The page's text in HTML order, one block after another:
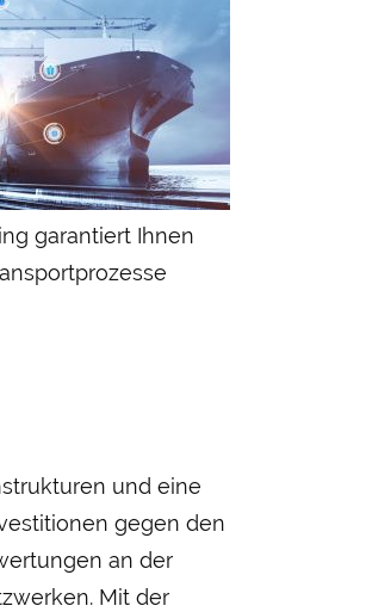
garantiert Ihnen
und eine
gegen den
an der
Mit der